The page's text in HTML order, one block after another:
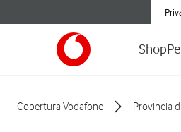
Shop
Copertura Vodafone Provincia